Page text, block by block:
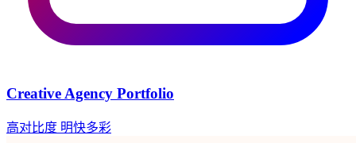
Creative Agency Portfolio
高对比度 明快多彩